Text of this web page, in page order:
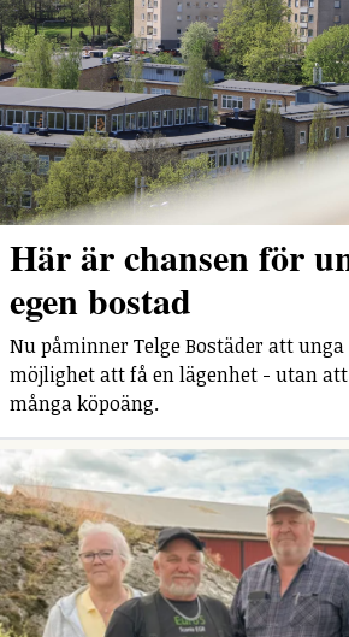
Här är chansen för
egen bostad
Nu påminner Telge Bostäder att
möjlighet att få en lägenhet - utan
många köpoäng.